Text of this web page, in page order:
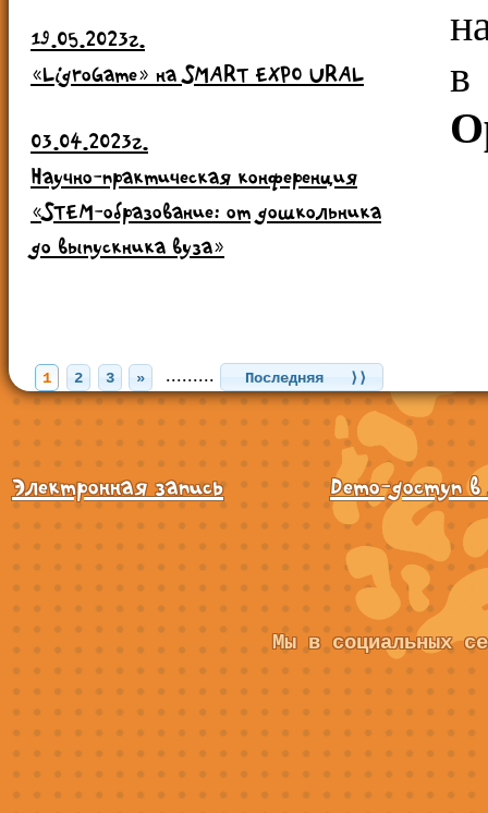
19.05.2023г.
«LigroGame» на SMART EXPO URAL
03.04.2023г.
Научно-практическая конференция
«STEM-образование: от дошкольника
до выпускника вуза»
1 2 3 » ......... Последняя ⟩⟩
в
Электронная запись Demo-доступ
Мы в социальных